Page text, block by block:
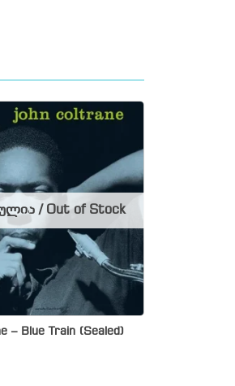
– Blue Train (Sealed)
/ Out of Stock